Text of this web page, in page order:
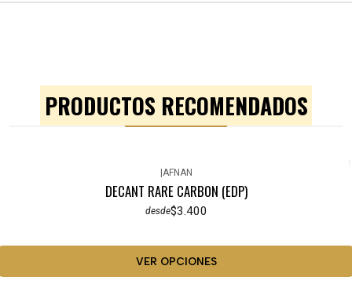
PRODUCTOS RECOMENDADOS
AFNAN
DECANT RARE CARBON (EDP)
desde$3.400
VER OPCIONES